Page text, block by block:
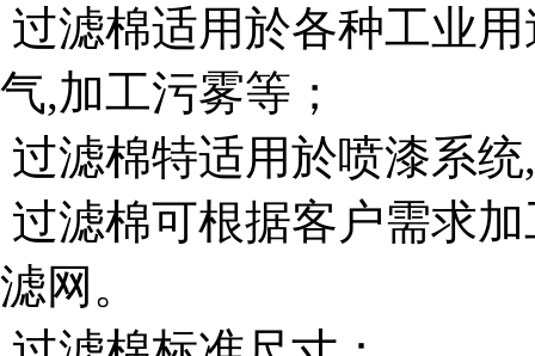
过滤棉适用於各种工业
气,加工污雾等；
过滤棉特适用於喷漆系
过滤棉可根据客户需求
滤网。